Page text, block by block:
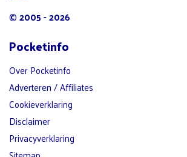
© 2005 - 2026
Pocketinfo
Over Pocketinfo
Adverteren / Affiliates
Cookieverklaring
Disclaimer
Privacyverklaring